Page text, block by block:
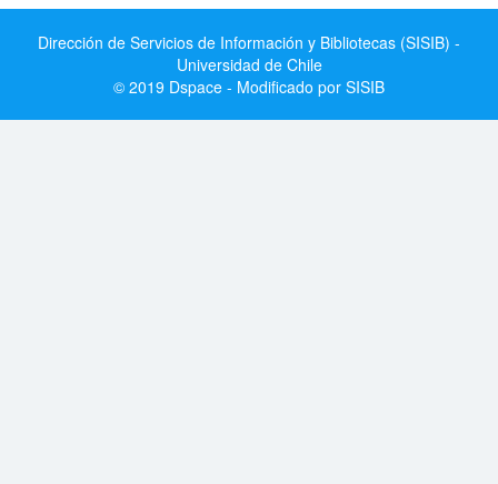
Dirección de Servicios de Información y Bibliotecas (SISIB) -
Universidad de Chile
© 2019 Dspace - Modificado por SISIB